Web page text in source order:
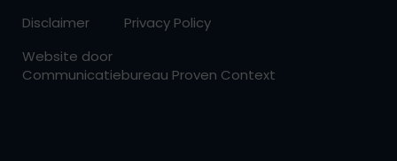
Disclaimer
Privacy Policy
Website door
Communicatiebureau Proven Context